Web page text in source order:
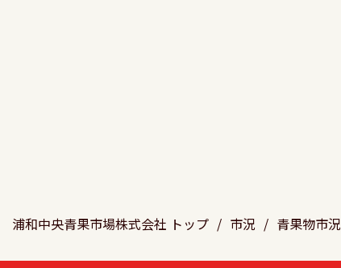
浦和中央青果市場株式会社 トップ / 市況 / 青果物市況